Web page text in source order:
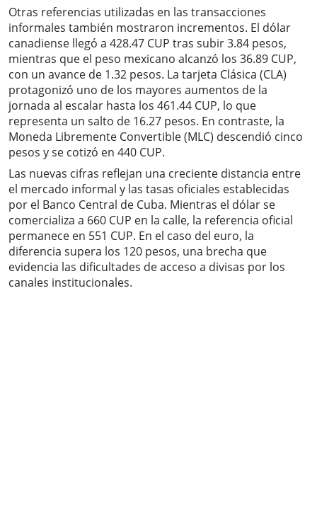
Otras referencias utilizadas en las transacciones
informales también mostraron incrementos. El dólar
canadiense llegó a 428.47 CUP tras subir 3.84 pesos,
mientras que el peso mexicano alcanzó los 36.89 CUP,
con un avance de 1.32 pesos. La tarjeta Clásica (CLA)
protagonizó uno de los mayores aumentos de la
jornada al escalar hasta los 461.44 CUP, lo que
representa un salto de 16.27 pesos. En contraste, la
Moneda Libremente Convertible (MLC) descendió cinco
pesos y se cotizó en 440 CUP.
Las nuevas cifras reflejan una creciente distancia entre
el mercado informal y las tasas oficiales establecidas
por el Banco Central de Cuba. Mientras el dólar se
comercializa a 660 CUP en la calle, la referencia oficial
permanece en 551 CUP. En el caso del euro, la
diferencia supera los 120 pesos, una brecha que
evidencia las dificultades de acceso a divisas por los
canales institucionales.